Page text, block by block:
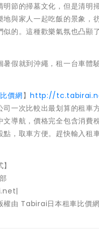
明節的掃墓文化，但是清明
地與家人一起吃飯的景象，
似的。這種歡樂氣氛也凸顯
暑假就到沖繩，租一台車體
價網】http://
司一次比較出最划算的租車
文導航，價格完全包含消費
點，取車方便。趕快輸入租
權由 Tabirai日本租車比價